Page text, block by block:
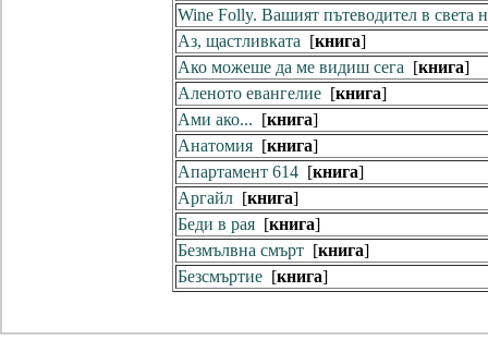
Wine Folly. Вашият пътеводител в света
Аз, щастливката [книга]
Ако можеше да ме видиш сега [книга]
Аленото евангелие[книга]
Ами ако... [книга]
Анатомия[книга]
Апартамент 614[книга]
Аргайл[книга]
Беди в рая[книга]
Безмълвна смърт[книга]
Безсмъртие[книга]